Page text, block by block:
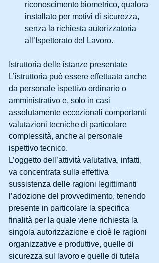
riconoscimento biometrico, qualora
installato per motivi di sicurezza,
senza la richiesta autorizzatoria
all’Ispettorato del Lavoro.
Istruttoria delle istanze presentate
L’istruttoria può essere effettuata anche
da personale ispettivo ordinario o
amministrativo e, solo in casi
assolutamente eccezionali comportanti
valutazioni tecniche di particolare
complessità, anche al personale
ispettivo tecnico.
L’oggetto dell’attività valutativa, infatti,
va concentrata sulla effettiva
sussistenza delle ragioni legittimanti
l’adozione del provvedimento, tenendo
presente in particolare la specifica
finalità per la quale viene richiesta la
singola autorizzazione e cioè le ragioni
organizzative e produttive, quelle di
sicurezza sul lavoro e quelle di tutela